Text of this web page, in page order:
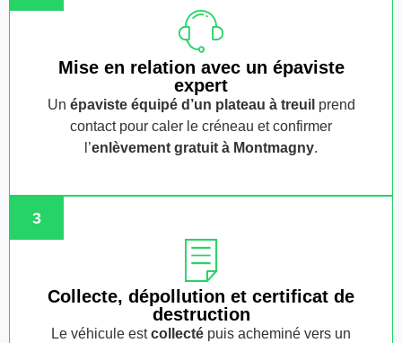
Mise en relation avec un épaviste
expert
Un épaviste équipé d’un plateau à treuil prend
contact pour caler le créneau et confirmer
l’enlèvement gratuit à Montmagny.
3
Collecte, dépollution et certificat de
destruction
Le véhicule estcollecté puis acheminé vers un